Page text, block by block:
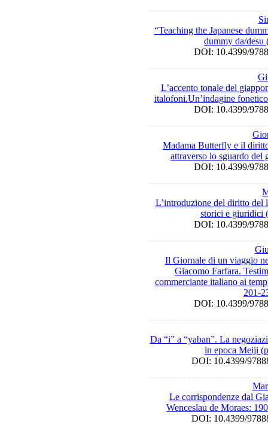
“Teaching the Japanese
dummy da/desu
DOI: 10.4399/
L’accento tonale del
italofoni.Un’indagine
DOI: 10.4399/
Madama Butterfly e il
attraverso lo sguardo del
DOI: 10.4399/
L’introduzione del diritto
storici e giuridici
DOI: 10.4399/
Il Giornale di un viaggio
Giacomo Farfara.
commerciante italiano ai
201-
DOI: 10.4399/
Da “i” a “yaban”. La
in epoca Meiji
DOI: 10.4399/
Le corrispondenze dal
Wenceslau de Moraes:
DOI: 10.4399/